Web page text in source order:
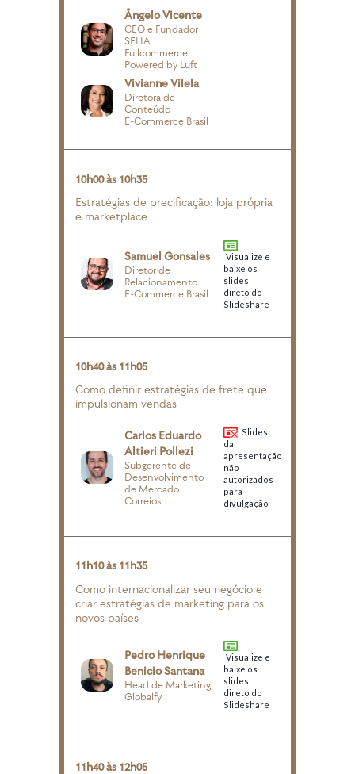
Ângelo Vicente
CEO e Fundador
SELIA
Fullcommerce
Powered by Luft
Vivianne Vilela
Diretora de
Conteúdo
E-Commerce Brasil
10h00 às 10h35
Estratégias de precificação: loja própria
e marketplace
Samuel Gonsales
Diretor de
Relacionamento
E-Commerce Brasil
Visualize e
baixe os
slides
direto do
Slideshare
10h40 às 11h05
Como definir estratégias de frete que
impulsionam vendas
Carlos Eduardo
Altieri Pollezi
Subgerente de
Desenvolvimento
de Mercado
Correios
Slides
da
apresentação
não
autorizados
para
divulgação
11h10 às 11h35
Como internacionalizar seu negócio e
criar estratégias de marketing para os
novos países
Pedro Henrique
Benicio Santana
Head de Marketing
Globalfy
Visualize e
baixe os
slides
direto do
Slideshare
11h40 às 12h05